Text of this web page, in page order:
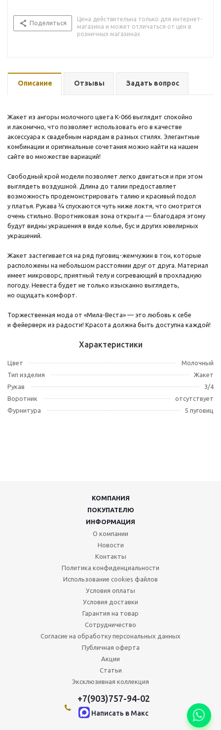
Поделиться
Цена действительна только для интернет-
магазина и может отличаться от цен в
розничных магазинах
Описание Отзывы Задать вопрос
Жакет из ангоры молочного цвета K-066 выглядит спокойно
и лаконично, что позволяет использовать его в качестве
аксессуара к свадебным нарядам в разных стилях. Элегантные
комбинации и оригинальные сочетания можно найти на нашем
сайте во множестве вариаций!
Свободный крой модели позволяет легко двигаться и при этом
выглядеть воздушной. Длина до талии предоставляет
возможность продемонстрировать талию и красивый подол
у платья. Рукава ¾ спускаются чуть ниже локтя, что смотрится
очень стильно. Воротниковая зона открыта — благодаря этому
будут видны украшения в виде колье, бус и других ювелирных
украшений.
Жакет застегивается на ряд пуговиц-жемчужин в тон, которые
расположены на небольшом расстоянии друг от друга. Материал
имеет микроворс, приятный телу и согревающий в прохладную
погоду. Невеста будет не только изысканно выглядеть,
но ощущать комфорт.
Торжественная мода от «Мила-Веста» — это любовь к себе
и фейерверк из радости! Красота должна быть доступна каждой!
Характеристики
Цвет
Молочный
Тип изделия
Жакет
Рукав
3/4
Воротник
отсутствует
Фурнитура
5 пуговиц
КОМПАНИЯ
ПОКУПАТЕЛЮ
ИНФОРМАЦИЯ
О компании
Новости
Контакты
Политика конфиденциальности
Использование cookies файлов
Условия оплаты
Условия доставки
Гарантия на товар
Сотрудничество
Согласие на обработку персональных данных
Публичная оферта
Акции
Статьи
Эксклюзивная коллекция
+7(903)757-94-02
Написать в Maкс